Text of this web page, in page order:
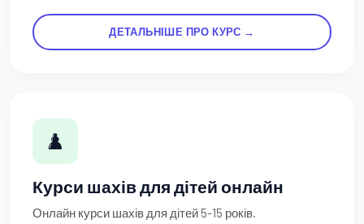
ДЕТАЛЬНІШЕ ПРО КУРС →
♟️
Курси шахів для дітей онлайн
Онлайн курси шахів для дітей 5-15 років.